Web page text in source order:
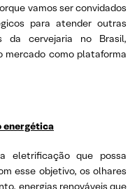
vamos ser convidados
para atender outras
da cervejaria no Brasil,
mercado como plataforma
energética
eletrificação que possa
esse objetivo, os olhares
energias renováveis que